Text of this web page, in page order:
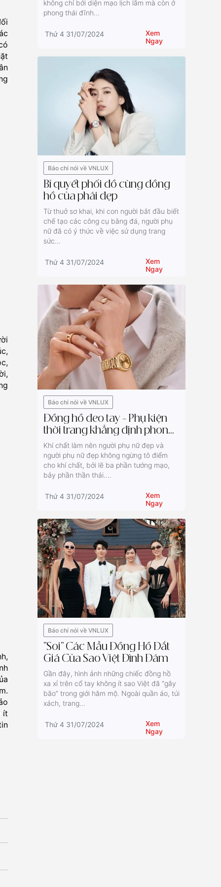
ít
không chỉ bởi diện mạo lịch lãm mà còn ở
phong thái đĩnh...
Thứ 4 31/07/2024
Xem
Ngay
Báo chí nói về VNLUX
Bí quyết phối đồ cùng đồng
hồ của phái đẹp
Từ thuở sơ khai, khi con người bắt đầu biết
chế tạo các công cụ bằng đá, người phụ
nữ đã có ý thức về việc sử dụng trang
sức...
Thứ 4 31/07/2024
Xem
Ngay
Báo chí nói về VNLUX
Đồng hồ đeo tay – Phụ kiện
thời trang khẳng định phong
thái phái đẹp
Khí chất làm nên người phụ nữ đẹp và
người phụ nữ đẹp không ngừng tô điểm
cho khí chất, bởi lẽ ba phần tướng mạo,
bảy phần thần thái....
Thứ 4 31/07/2024
Xem
Ngay
Báo chí nói về VNLUX
“Soi” Các Mẫu Đồng Hồ Đắt
Giá Của Sao Việt Đình Đám
Gần đây, hình ảnh những chiếc đồng hồ
xa xỉ trên cổ tay không ít sao Việt đã “gây
bão” trong giới hâm mộ. Ngoài quần áo, túi
xách, trang...
Thứ 4 31/07/2024
Xem
Ngay